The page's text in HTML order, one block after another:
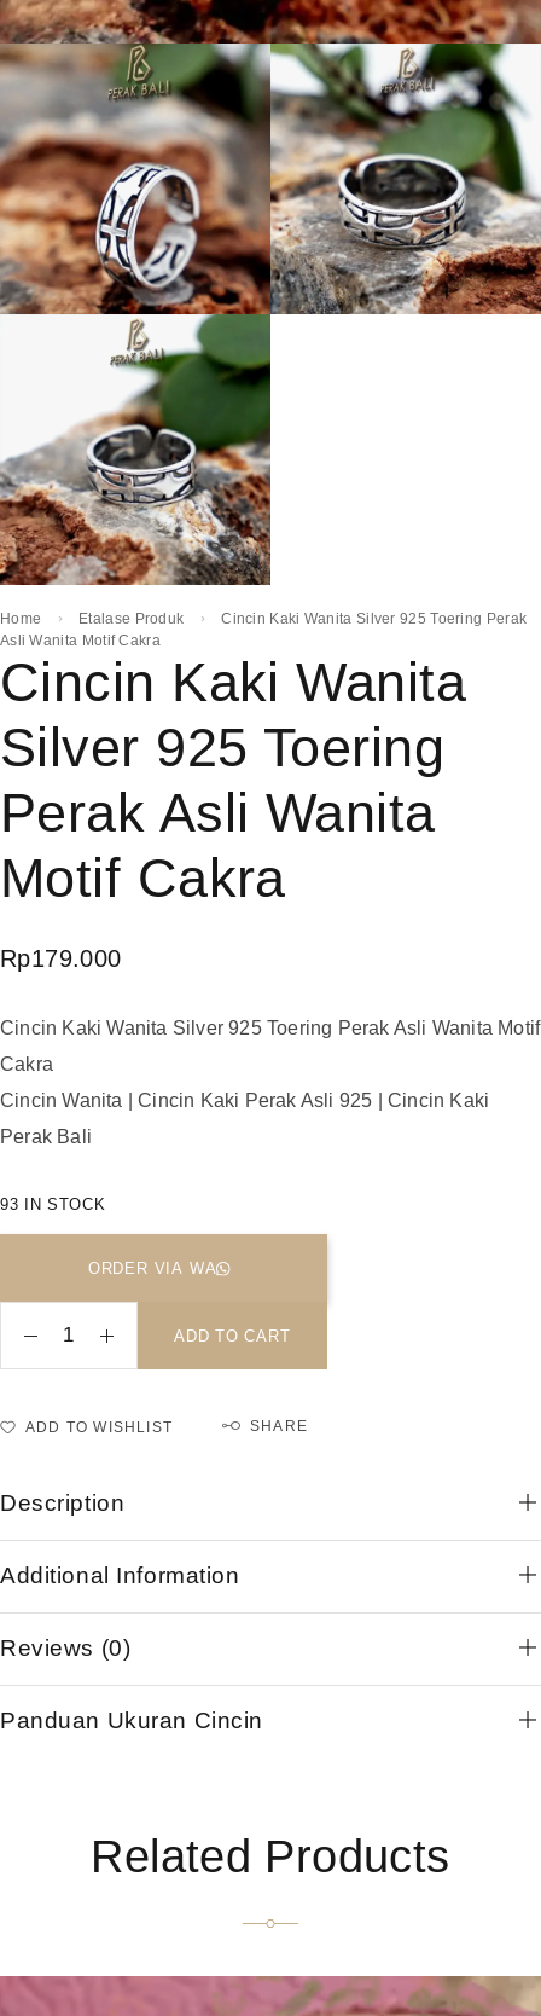
Home Etalase Produk
Cincin Kaki Wanita Silver 925 Toering Perak
Asli Wanita Motif Cakra
Cincin Kaki Wanita
Silver 925 Toering
Perak Asli Wanita
Motif Cakra
Rp179.000
Cincin Kaki Wanita Silver 925 Toering Perak Asli Wanita Motif
Cakra
Cincin Wanita | Cincin Kaki Perak Asli 925 | Cincin Kaki
Perak Bali
93 IN STOCK
ORDER VIA WA
ADD TO CART
ADD TO WISHLIST SHARE
Description
Additional Information
Reviews (0)
Panduan Ukuran Cincin
Related Products